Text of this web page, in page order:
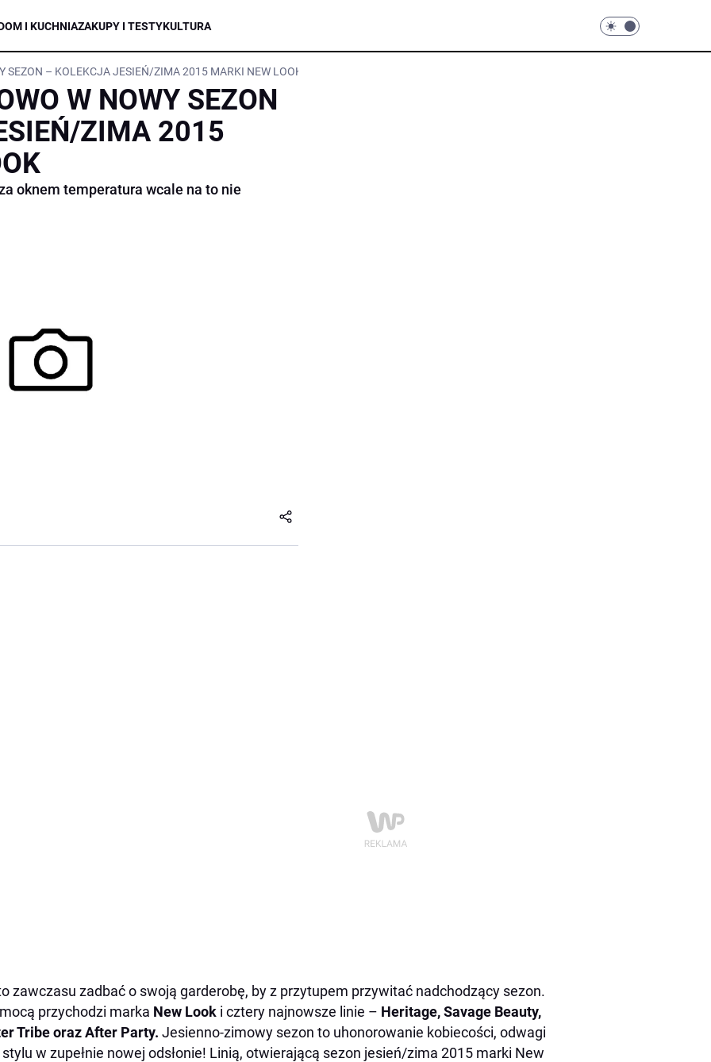
I KUCHNIAZAKUPY I TESTYKULTURA
SEZON – KOLEKCJA JESIEŃ/ZIMA 2015 MARKI NEW LOOK
W NOWY SEZON
ZIMA 2015
oknem temperatura wcale na to nie
zawczasu zadbać o swoją garderobę, by z przytupem przywitać nadchodzący sezon.
przychodzi marka New Look i cztery najnowsze linie – Heritage, Savage Beauty,
Tribe oraz After Party. Jesienno-zimowy sezon to uhonorowanie kobiecości, odwagi
w zupełnie nowej odsłonie! Linią, otwierającą sezon jesień/zima 2015 marki New